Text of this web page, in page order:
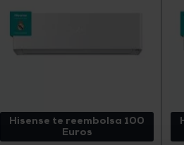
Hisense te reembolsa 100
Euros